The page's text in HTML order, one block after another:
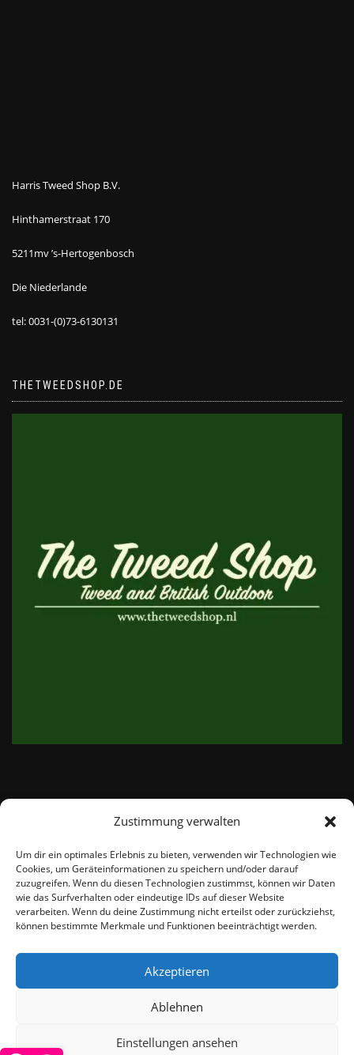
Zustimmung verwalten
Um dir ein optimales Erlebnis zu bieten, verwenden wir Technologien wie
Cookies, um Geräteinformationen zu speichern und/oder darauf
zuzugreifen. Wenn du diesen Technologien zustimmst, können wir Daten
wie das Surfverhalten oder eindeutige IDs auf dieser Website
verarbeiten. Wenn du deine Zustimmung nicht erteilst oder zurückziehst,
können bestimmte Merkmale und Funktionen beeinträchtigt werden.
Akzeptieren
Ablehnen
Einstellungen ansehen
Harris Tweed Shop B.V.
Hinthamerstraat 170
5211mv ’s-Hertogenbosch
Die Niederlande
tel: 0031-(0)73-6130131
THETWEEDSHOP.DE
email: info@thetweedshop.de
Kvk Nummer: 88959732
MWSnr: NL864836247B01